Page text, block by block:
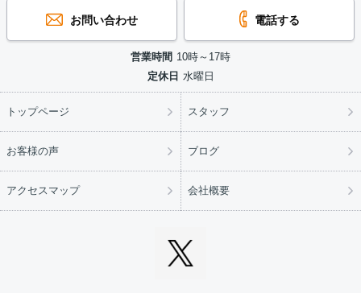
お問い合わせ 電話する
営業時間 10時～17時
定休日 水曜日
トップページ スタッフ
お客様の声 ブログ
アクセスマップ 会社概要